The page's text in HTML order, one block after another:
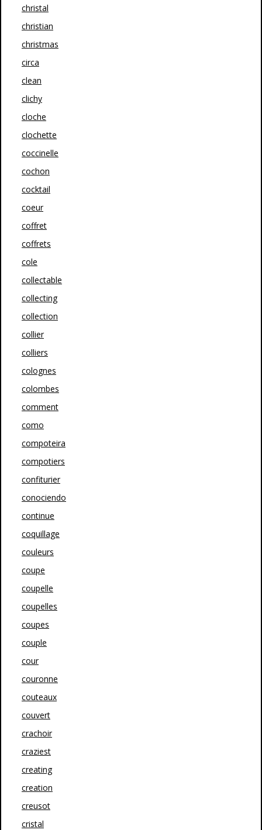
christal
christian
christmas
circa
clean
clichy
cloche
clochette
coccinelle
cochon
cocktail
coeur
coffret
coffrets
cole
collectable
collecting
collection
collier
colliers
colognes
colombes
comment
como
compoteira
compotiers
confiturier
conociendo
continue
coquillage
couleurs
coupe
coupelle
coupelles
coupes
couple
cour
couronne
couteaux
couvert
crachoir
craziest
creating
creation
creusot
cristal